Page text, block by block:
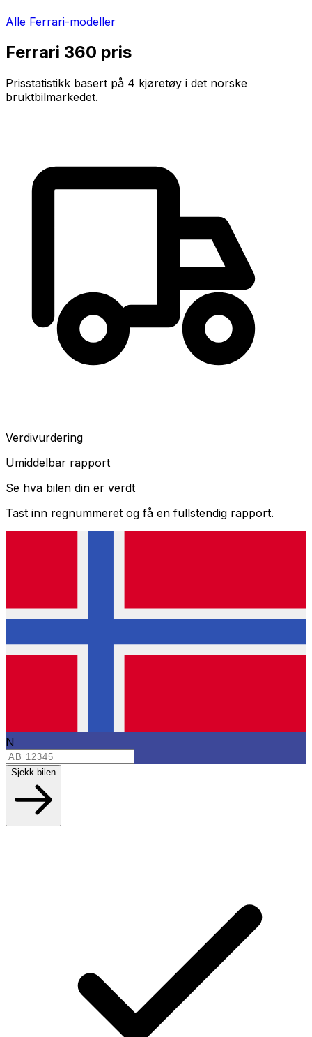
Alle Ferrari-modeller
Ferrari 360 pris
Prisstatistikk basert på 4 kjøretøy i det norske
bruktbilmarkedet.
Verdivurdering
Umiddelbar rapport
Se hva bilen din er verdt
Tast inn regnummeret og få en fullstendig rapport.
N
Sjekk bilen